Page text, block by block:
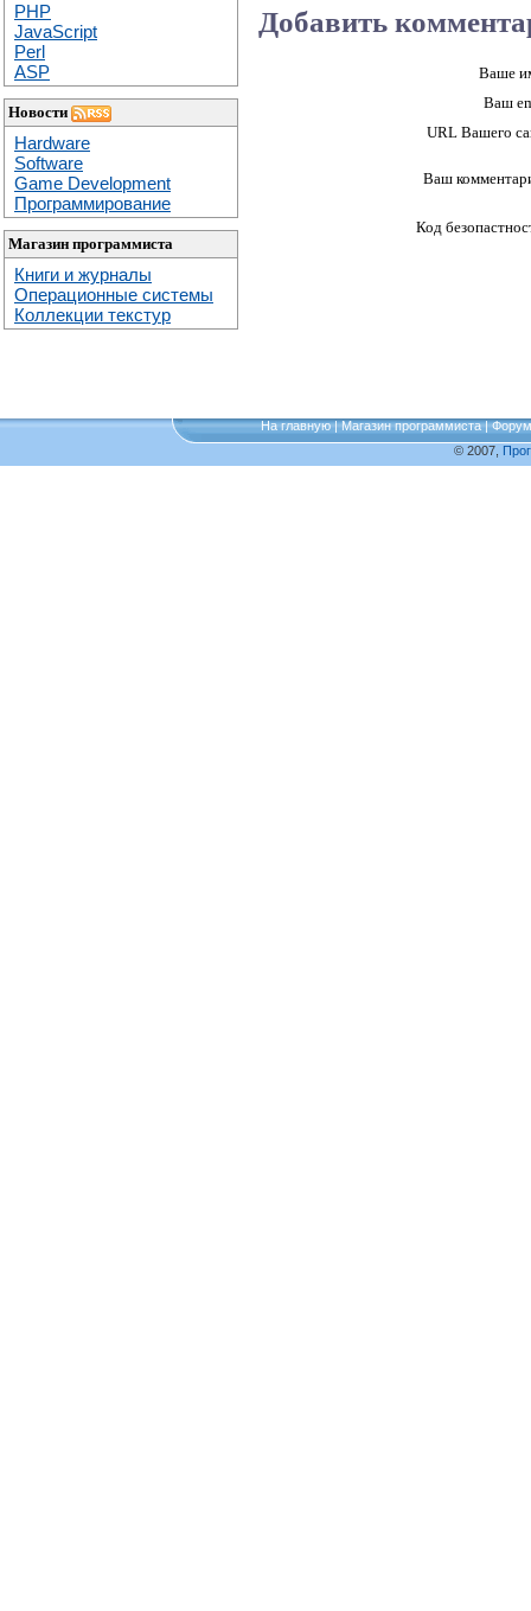
PHP
JavaScript
Perl
ASP
Новости
Hardware
Software
Game Development
Программирование
Магазин программиста
Книги и журналы
Операционные системы
Коллекции текстур
Добавить
Ваше
Ваш
URL Вашего
Ваш
Код
На главную|Магазин программиста|Форум
© 2007,